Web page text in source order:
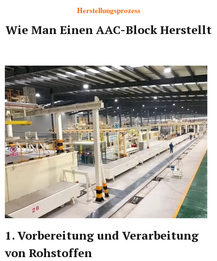
Herstellungsprozess
Wie Man Einen AAC-Block Herstellt
1. Vorbereitung und Verarbeitung
von Rohstoffen